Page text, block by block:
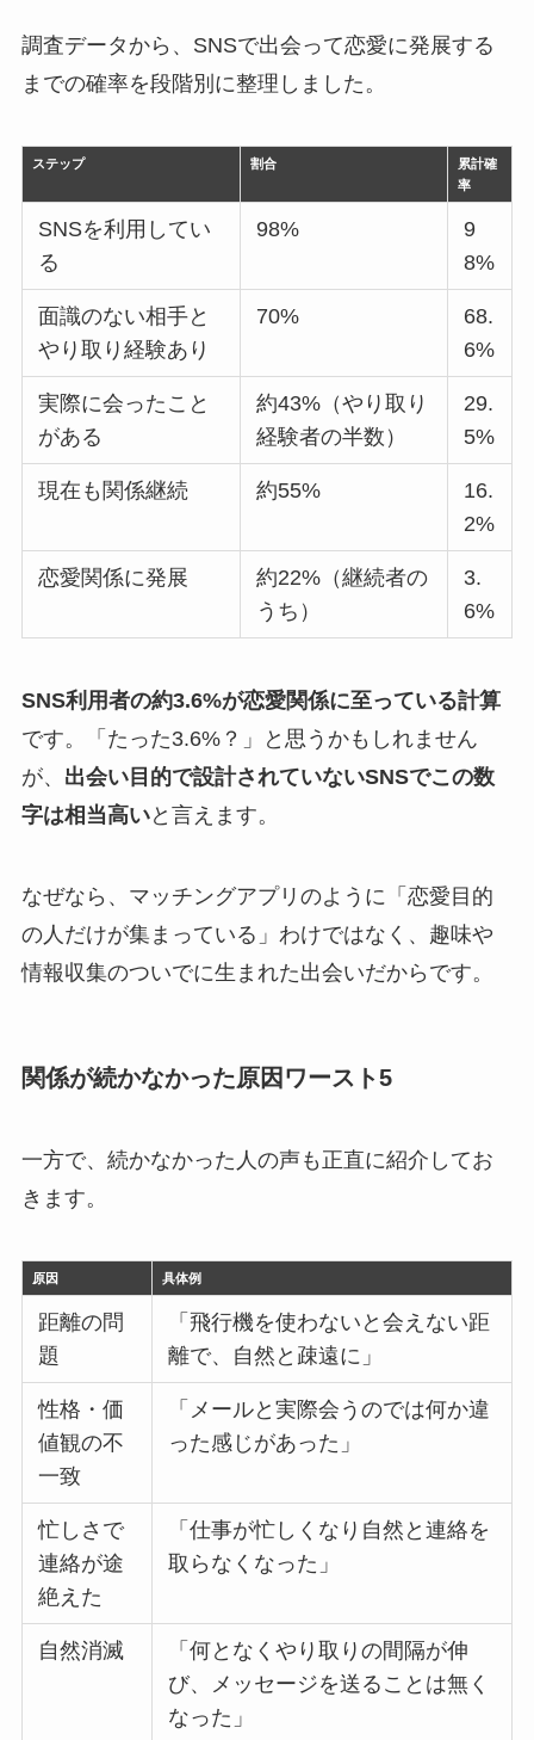
調査データから、SNSで出会って恋愛に発展する
までの確率を段階別に整理しました。
ステップ 割合
累計確
率
SNSを利用してい
る
98%
9
8%
面識のない相手と
やり取り経験あり
70%
68.
6%
実際に会ったこと
がある
約43%（やり取り
経験者の半数）
29.
5%
現在も関係継続 約55%
16.
2%
恋愛関係に発展
約22%（継続者の
うち）
3.
6%
SNS利用者の約3.6%が恋愛関係に至っている計算
です。「たった3.6%？」と思うかもしれません
が、 出会い目的で設計されていないSNSでこの数
字は相当高いと言えます。
なぜなら、マッチングアプリのように「恋愛目的
の人だけが集まっている」わけではなく、趣味や
情報収集のついでに生まれた出会いだからです。
関係が続かなかった原因ワースト5
一方で、続かなかった人の声も正直に紹介してお
きます。
原因 具体例
距離の問
題
「飛行機を使わないと会えない距
離で、自然と疎遠に」
性格・価
値観の不
一致
「メールと実際会うのでは何か違
った感じがあった」
忙しさで
連絡が途
絶えた
「仕事が忙しくなり自然と連絡を
取らなくなった」
自然消滅
「何となくやり取りの間隔が伸
び、メッセージを送ることは無く
なった」